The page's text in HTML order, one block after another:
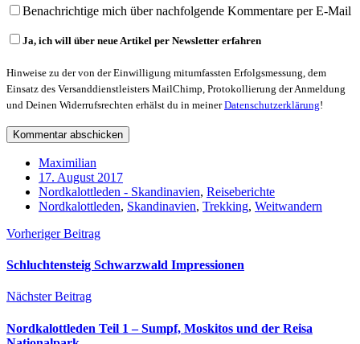
Benachrichtige mich über nachfolgende Kommentare per E-Mail
Ja, ich will über neue Artikel per Newsletter erfahren
Hinweise zu der von der Einwilligung mitumfassten Erfolgsmessung, dem
Einsatz des Versanddienstleisters MailChimp, Protokollierung der Anmeldung
und Deinen Widerrufsrechten erhälst du in meinerDatenschutzerklärung!
Maximilian
17. August 2017
Nordkalottleden - Skandinavien, Reiseberichte
Nordkalottleden, Skandinavien, Trekking, Weitwandern
Vorheriger Beitrag
Schluchtensteig Schwarzwald Impressionen
Nächster Beitrag
Nordkalottleden Teil 1 – Sumpf, Moskitos und der Reisa